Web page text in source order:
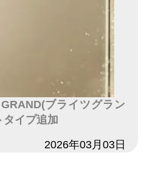
ブライツグラン
タイプ追加
2026年03月03日